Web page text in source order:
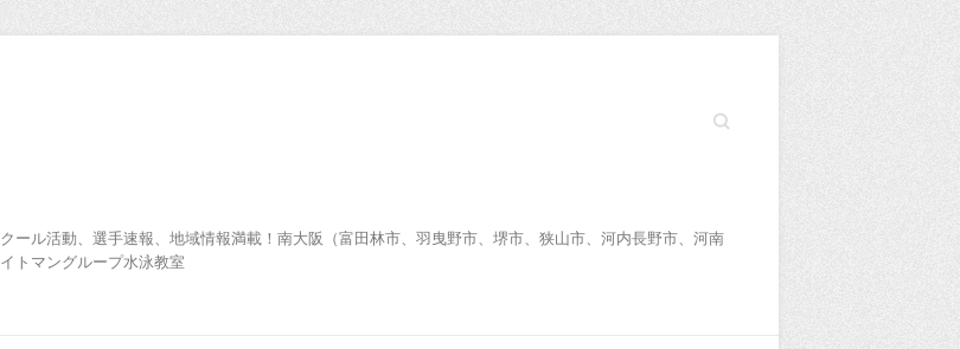
Search
ール活動、選手速報、地域情報満載！南大阪（富田林市、羽曳野市、堺市、狭山市、河内長野市、河南
トマングループ水泳教室